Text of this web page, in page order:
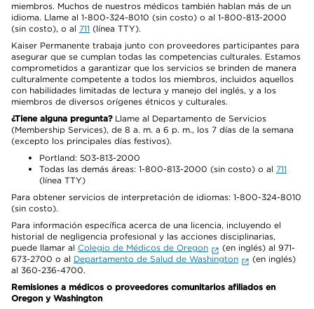
miembros. Muchos de nuestros médicos también hablan más de un
idioma. Llame al 1-800-324-8010 (sin costo) o al 1-800-813-2000
(sin costo), o al 711 (línea TTY).
Kaiser Permanente trabaja junto con proveedores participantes para
asegurar que se cumplan todas las competencias culturales. Estamos
comprometidos a garantizar que los servicios se brinden de manera
culturalmente competente a todos los miembros, incluidos aquellos
con habilidades limitadas de lectura y manejo del inglés, y a los
miembros de diversos orígenes étnicos y culturales.
¿Tiene alguna pregunta?Llame al Departamento de Servicios
(Membership Services), de 8 a. m. a 6 p. m., los 7 días de la semana
(excepto los principales días festivos).
Portland: 503-813-2000
Todas las demás áreas: 1-800-813-2000 (sin costo) o al 711
(línea TTY)
Para obtener servicios de interpretación de idiomas: 1-800-324-8010
(sin costo).
Para información específica acerca de una licencia, incluyendo el
historial de negligencia profesional y las acciones disciplinarias,
puede llamar al Colegio de Médicos de Oregon
(en inglés) al 971-
673-2700 o al Departamento de Salud de Washington
(en inglés)
al 360-236-4700.
Remisiones a médicos o proveedores comunitarios afiliados en
Oregon y Washington